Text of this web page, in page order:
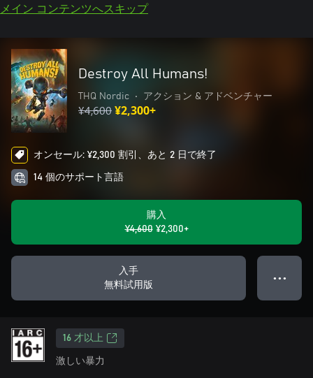
メイン コンテンツへスキップ
Destroy All Humans!
THQ Nordic • アクション & アドベンチャー
¥4,600¥2,300+
オンセール: ¥2,300 割引、あと 2 日で終了
14 個のサポート言語
購入
¥4,600 ¥2,300+
入手
無料試用版
● ● ●
16 才以上
激しい暴力